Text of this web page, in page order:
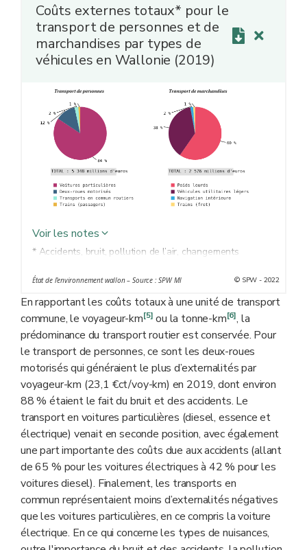
Coûts externes totaux* pour le
transport de personnes et de
marchandises par types de
véhicules en Wallonie (2019)
Voir les notes
* Accidents, bruit, pollution de l’air, changements
congestion
État de l’environnement wallon – Source : SPW MI © SPW - 2022
En rapportant les coûts totaux à une unité de transport
commune, le voyageur-km[5] ou la tonne-km[6], la
prédominance du transport routier est conservée. Pour
le transport de personnes, ce sont les deux-roues
motorisés qui généraient le plus d’externalités par
voyageur-km (23,1 €ct/voy-km) en 2019, dont environ
88 % étaient le fait du bruit et des accidents. Le
transport en voitures particulières (diesel, essence et
électrique) venait en seconde position, avec également
une part importante des coûts due aux accidents (allant
de 65 % pour les voitures électriques à 42 % pour les
voitures diesel). Finalement, les transports en
commun représentaient moins d’externalités négatives
que les voitures particulières, en ce compris la voiture
électrique. En ce qui concerne les types de nuisances,